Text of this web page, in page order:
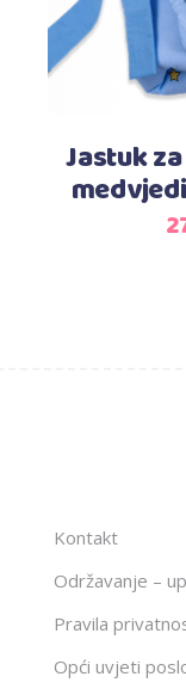
Jastuk
Kontakt
Održavanje –
Pravila
Opći uvjeti